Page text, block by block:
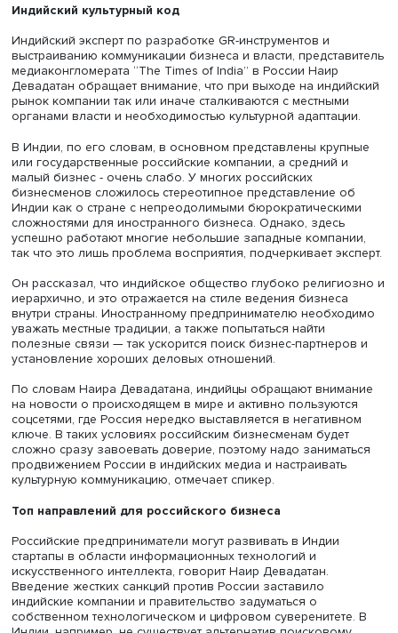
Фото: iStock
Ольга Харина привела в пример кейс одного
бренда косметики, который адаптировал свою
индийского рынка. “Компания начала внедрять те
составы, которые были более привычны индийскому
потребителю: тяжелый томный запах, маслянистые
травяные экстракты в косметике. Также учли
местного климата и любовь индийцев к натуральным
продуктов. Эта стратегия позволила российскому
зарекомендовать себя на новом рынке”, – рассказала
У Индии и России уже заложен фундамент для
стратегического партнерства, при этом его акцент часто
смещается в сферу энергетики – Индия крупнейший
покупатель российских энергоресурсов. Однако,
подчеркивает Ольга Харина, необходимо развивать в
российский средний и малый бизнес в других сферах.
Например, Россия может предложить свои разработки в
области IT и инноваций, искусственного интеллекта,
обеспечить доступ к сельскохозяйственным
Индийский культурный код
выстраиванию коммуникации бизнеса и власти,
медиаконгломерата “The Times of India” в России Наир
Девадатан обращает внимание, что при выходе на
рынок компании так или иначе сталкиваются с
органами власти и необходимостью культурной